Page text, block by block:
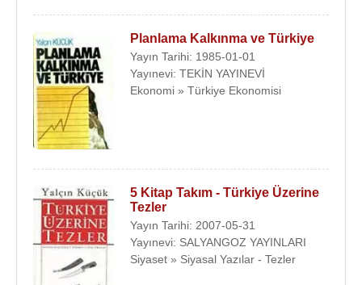
Planlama Kalkınma ve Türkiye
Yayın Tarihi: 1985-01-01
Yayınevi: TEKİN YAYINEVİ
Ekonomi » Türkiye Ekonomisi
5 Kitap Takım - Türkiye Üzerine
Tezler
Yayın Tarihi: 2007-05-31
Yayınevi: SALYANGOZ YAYINLARI
Siyaset » Siyasal Yazılar - Tezler